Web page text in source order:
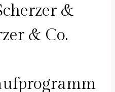
&
& Co.